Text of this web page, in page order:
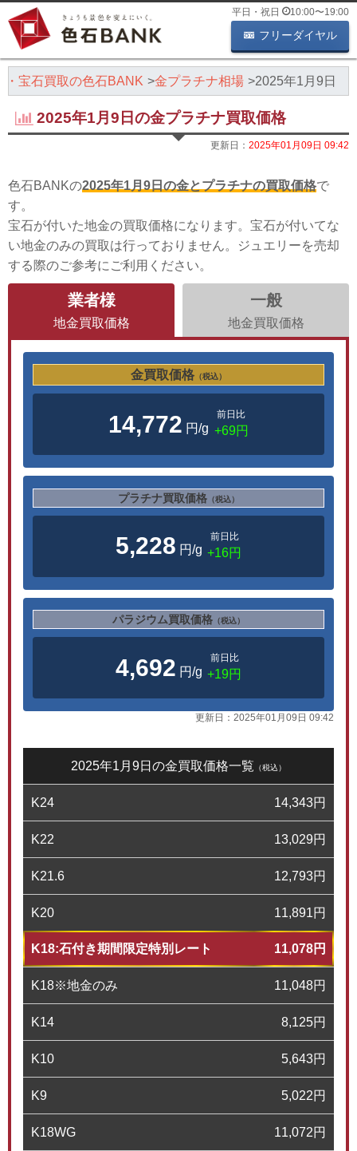
平日・祝日 10:00〜19:00
フリーダイヤル
・宝石買取の色石BANK 金プラチナ相場 2025年1月9日
2025年1月9日の金プラチナ買取価格
更新日： 2025年01月09日 09:42
色石BANKの2025年1月9日の金とプラチナの買取価格で
す。
宝石が付いた地金の買取価格になります。宝石が付いてな
い地金のみの買取は行っておりません。ジュエリーを売却
する際のご参考にご利用ください。
業者様
地金買取価格
一般
地金買取価格
金買取価格 （税込）
14,772 円/g
前日比
+69円
プラチナ買取価格 （税込）
5,228 円/g
前日比
+16円
パラジウム買取価格 （税込）
4,692 円/g
前日比
+19円
更新日： 2025年01月09日 09:42
2025年1月9日の金買取価格一覧 （税込）
K24 14,343円
K22 13,029円
K21.6 12,793円
K20 11,891円
K18:石付き期間限定特別レート 11,078円
K18※地金のみ 11,048円
K14 8,125円
K10 5,643円
K9 5,022円
K18WG 11,072円